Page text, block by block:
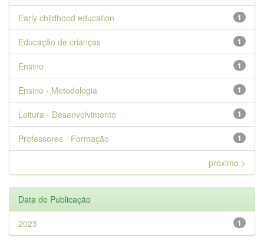
1
Early childhood education
1
Educação de crianças
1
Ensino
1
Ensino - Metodologia
1
Leitura - Desenvolvimento
1
Professores - Formação
próximo >
Data de Publicação
1
2023